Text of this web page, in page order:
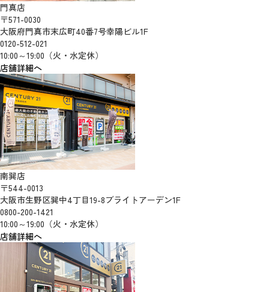
門真店
〒571-0030
大阪府門真市末広町40番7号幸陽ビル1F
0120-512-021
10:00～19:00（火・水定休）
店舗詳細へ
南巽店
〒544-0013
大阪市生野区巽中4丁目19-8ブライトアーデン1F
0800-200-1421
10:00～19:00（火・水定休）
店舗詳細へ